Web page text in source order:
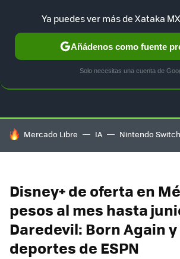
GUÍA DE COMPRAS
HOY SE HABLA DE
Mercado Libre IA Nintendo Switch
Disney+ de oferta en
pesos al mes hasta
Daredevil: Born Again
deportes de ESPN
Ya puedes ver más de Xataka
Añádenos como fuente
Solo necesitas una cuenta de